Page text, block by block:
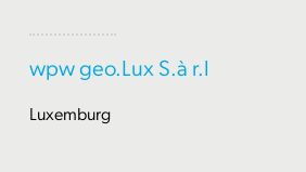
wpw geo.Lux S.à r.l
Luxemburg